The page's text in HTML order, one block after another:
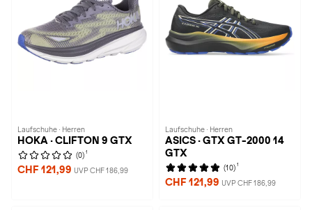
Laufschuhe · Herren
HOKA · CLIFTON 9 GTX
(0) 1
CHF 121,99 UVP CHF 186,99
Laufschuhe · Herren
ASICS · GTX GT-2000 14
GTX
(10) 1
CHF 121,99 UVP CHF 186,99